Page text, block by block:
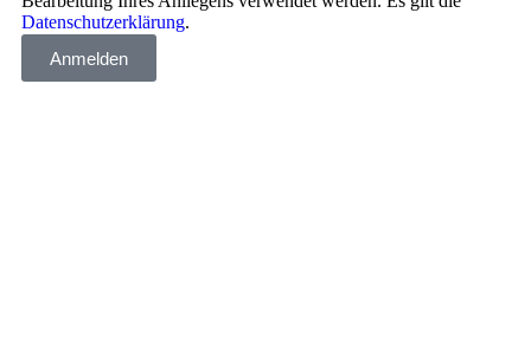
Datenschutzerklärung.
Anmelden